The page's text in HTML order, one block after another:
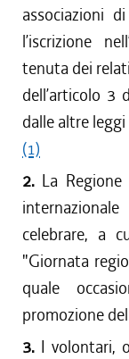
associazioni
l’iscrizione
tenuta dei
dell’articolo 3
dalle altre
(1)
2. La
celebrare, a
"Giornata
quale
promozione
3. I volontari,